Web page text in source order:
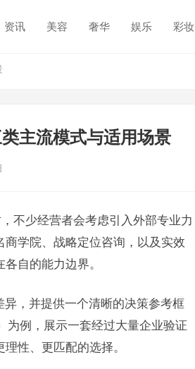
资讯 美容 奢华 娱乐 彩妆
主流模式与适用场景
不少经营者会考虑引入外部专业力
学院、战略定位咨询，以及实效
自的能力边界。
，并提供一个清晰的决策参考框
例，展示一套经过大量企业验证
性、更匹配的选择。